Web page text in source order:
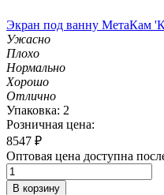
Экран под ванну МетаКам
Ужасно
Плохо
Нормально
Хорошо
Отлично
Упаковка: 2
Розничная цена:
8547 ₽
Оптовая цена доступна
В корзину